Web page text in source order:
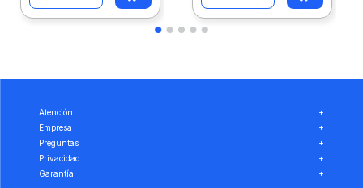
Atención
+
Empresa
+
Preguntas
+
Privacidad
+
Garantía
+